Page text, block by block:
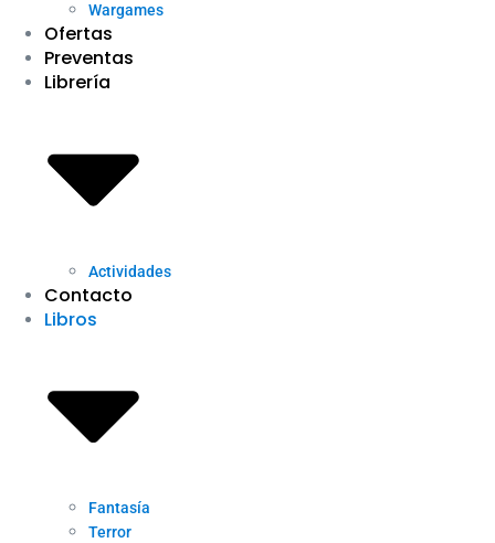
Wargames
Ofertas
Preventas
Librería
Actividades
Contacto
Libros
Fantasía
Terror